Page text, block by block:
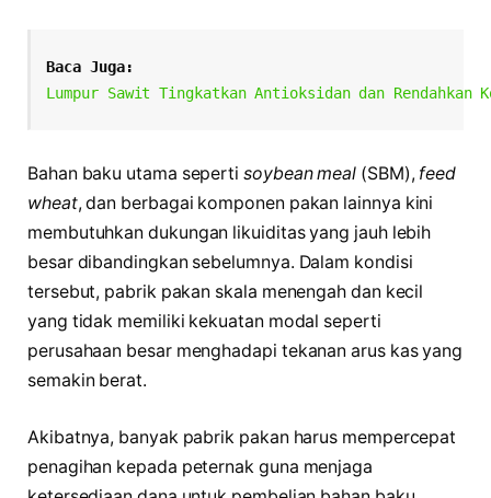
Baca Juga:
Lumpur Sawit Tingkatkan Antioksidan dan Rendahkan
Bahan baku utama sepertisoybean meal (SBM), feed
wheat, dan berbagai komponen pakan lainnya kini
membutuhkan dukungan likuiditas yang jauh lebih
besar dibandingkan sebelumnya. Dalam kondisi
tersebut, pabrik pakan skala menengah dan kecil
yang tidak memiliki kekuatan modal seperti
perusahaan besar menghadapi tekanan arus kas yang
semakin berat.
Akibatnya, banyak pabrik pakan harus mempercepat
penagihan kepada peternak guna menjaga